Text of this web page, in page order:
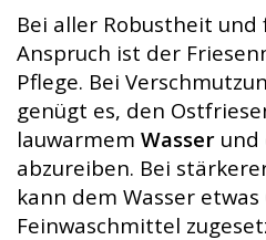
Bei aller Robustheit
Anspruch ist der
Pflege. Bei
genügt es, den
lauwarmem Wasser und
abzureiben. Bei
kann dem Wasser
Feinwaschmittel